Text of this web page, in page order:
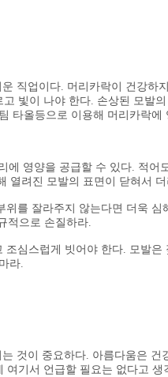
직업이다. 머리카락이 건강하
빛이 나야 한다. 손상된 모발
타올등으로 이용해 머리카락에
영양을 공급할 수 있다. 적어
려진 모발의 표면이 닫혀서
를 잘라주지 않는다면 더욱
적으로 손질하라.
심스럽게 빗어야 한다. 모발
라.
것이 중요하다. 아름다움은 건
기서 언급할 필요는 없다고